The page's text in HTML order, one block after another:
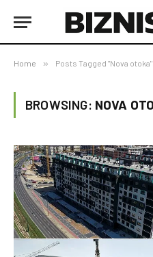
Home » Posts Tagged "Nova otoka"
BROWSING: NOVA